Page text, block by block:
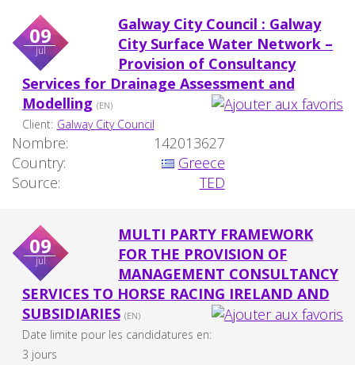
09
jul
Galway City Council : Galway
City Surface Water Network –
Provision of Consultancy
Services for Drainage Assessment and
Modelling (EN)
Client: Galway City Council
Nombre:
142013627
Country:
Greece
Source:
TED
09
jul
MULTI PARTY FRAMEWORK
FOR THE PROVISION OF
MANAGEMENT CONSULTANCY
SERVICES TO HORSE RACING IRELAND AND
SUBSIDIARIES (EN)
Date limite pour les candidatures en:
3 jours